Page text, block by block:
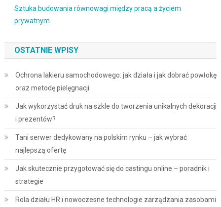
Sztuka budowania równowagi między pracą a życiem
prywatnym
OSTATNIE WPISY
Ochrona lakieru samochodowego: jak działa i jak dobrać powłokę
oraz metodę pielęgnacji
Jak wykorzystać druk na szkle do tworzenia unikalnych dekoracji
i prezentów?
Tani serwer dedykowany na polskim rynku – jak wybrać
najlepszą ofertę
Jak skutecznie przygotować się do castingu online – poradnik i
strategie
Rola działu HR i nowoczesne technologie zarządzania zasobami